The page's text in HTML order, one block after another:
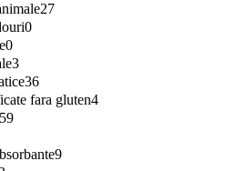
27
0
0
3
36
fara gluten4
9